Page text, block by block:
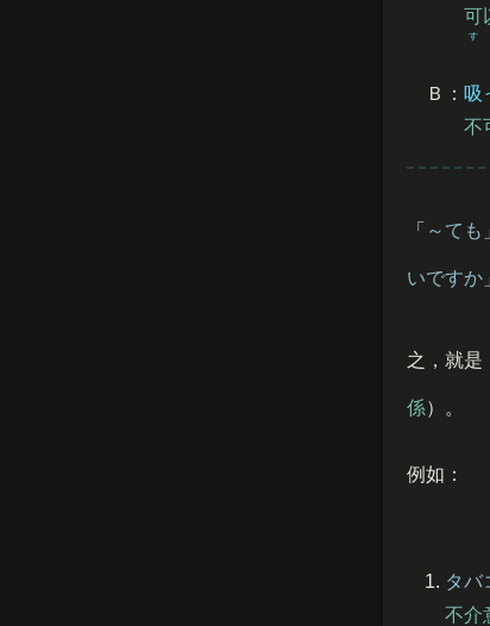
可
Ｂ： 吸
す
不
「 ～ても
いですか
之，就是
係）。
例如：
タバ
不介